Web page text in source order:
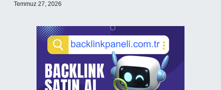
Temmuz 27, 2026